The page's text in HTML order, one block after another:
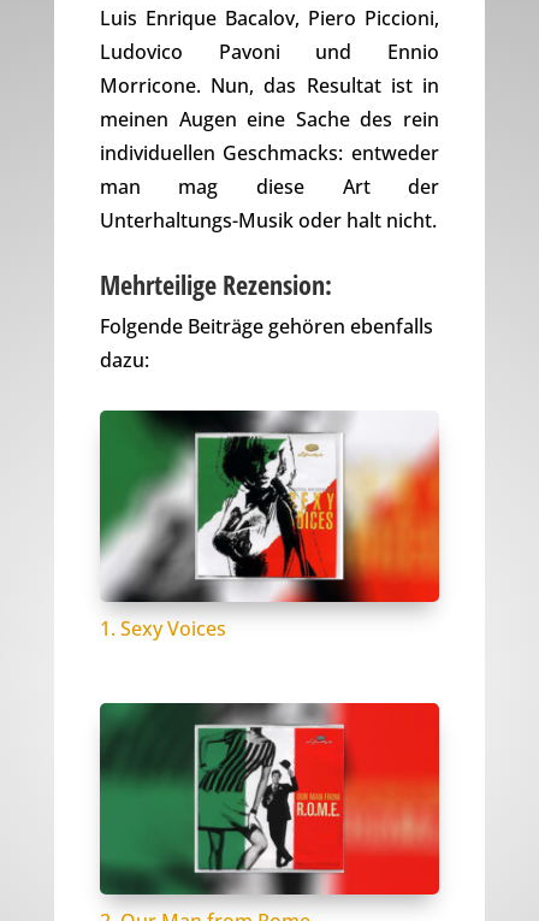
Luis Enrique Bacalov, Piero Piccioni,
Ludovico Pavoni und Ennio
Morricone. Nun, das Resultat ist in
meinen Augen eine Sache des rein
individuellen Geschmacks: entweder
man mag diese Art der
Unterhaltungs-Musik oder halt nicht.
Mehrteilige Rezension:
Folgende Beiträge gehören ebenfalls
dazu:
1. Sexy Voices